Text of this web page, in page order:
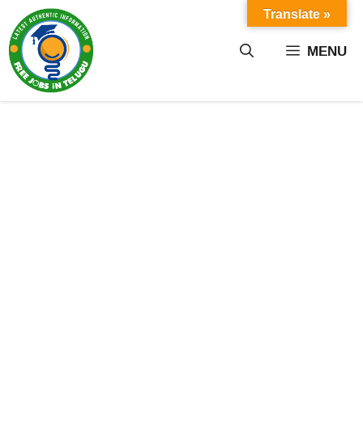
content MENU
Translate »